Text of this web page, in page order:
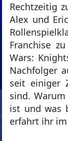
Rechtzeitig
Alex und
Franchise
Wars:
Nachfolger
seit einiger
sind.
ist und was
erfahrt ihr im